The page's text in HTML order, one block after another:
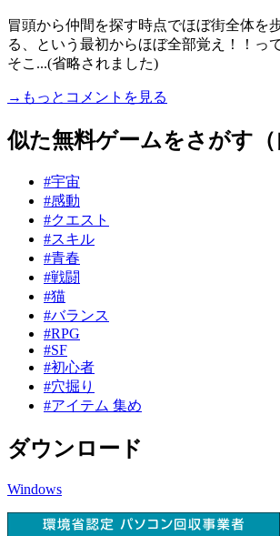
冒頭から仲間を探す時点でほぼ街全体を
る、という最初からほぼ全部覚え！！っ
そこ...(省略されました)
→もっとコメントを見る
似た無料ゲームをさがす（
#宇宙
#感動
#クエスト
#スキル
#青春
#戦闘
#猫
#バランス
#RPG
#SF
#初心者
#穴掘り
#アイテム 集め
ダウンロード
Windows